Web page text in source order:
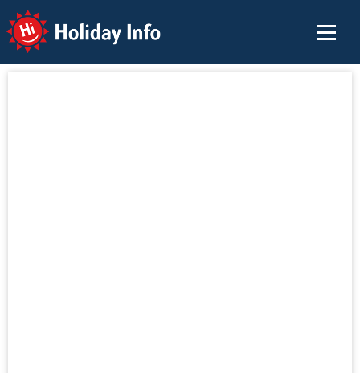
Holiday Info